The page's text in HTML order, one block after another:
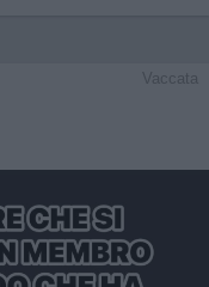
Vaccata